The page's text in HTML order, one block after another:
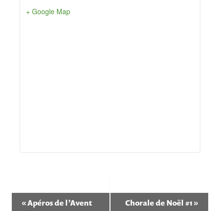
+ Google Map
Navigation
«Apéros de l’Avent
Chorale de Noël #1»